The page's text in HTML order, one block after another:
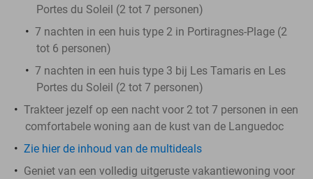
Portes du Soleil (2 tot 7 personen)
7 nachten in een huis type 2 in Portiragnes-Plage (2
tot 6 personen)
7 nachten in een huis type 3 bij Les Tamaris en Les
Portes du Soleil (2 tot 7 personen)
Trakteer jezelf op een nacht voor 2 tot 7 personen in een
comfortabele woning aan de kust van de Languedoc
Zie hier de inhoud van de multideals
Geniet van een volledig uitgeruste vakantiewoning voor